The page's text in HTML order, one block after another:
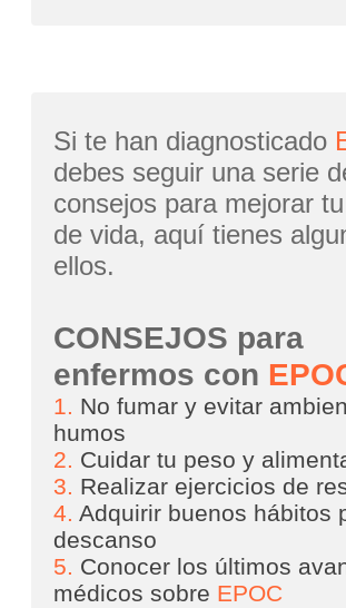
Si te han diagnosticado
debes seguir una serie
consejos para mejorar
de vida, aquí tienes
ellos.
CONSEJOS para
enfermos con
1. No fumar y evitar
humos
2. Cuidar tu peso y
3. Realizar ejercicios de
4. Adquirir buenos hábitos
descanso
5. Conocer los últimos
médicos sobre EPOC